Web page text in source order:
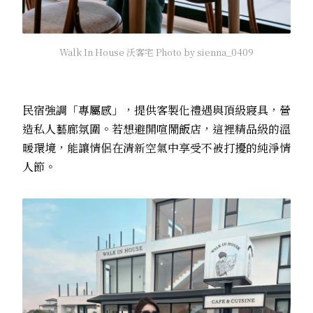
Walk In House 沃客宅 Photo by sienna_0409
民宿強調「專屬感」，提供客製化禮遇與頂級寢具，營
造私人藝廊氛圍。若想避開喧鬧飯店，這裡精品級的溫
暖環境，能讓情侶在清新空氣中享受不被打擾的純淨情
人節。